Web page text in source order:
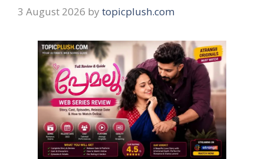
3 August 2026 by topicplush.com